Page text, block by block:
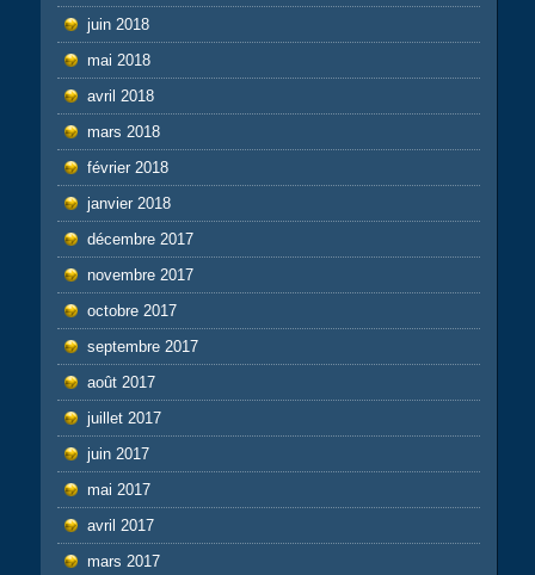
juin 2018
mai 2018
avril 2018
mars 2018
février 2018
janvier 2018
décembre 2017
novembre 2017
octobre 2017
septembre 2017
août 2017
juillet 2017
juin 2017
mai 2017
avril 2017
mars 2017